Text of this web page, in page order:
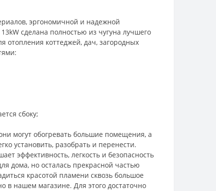
эргономичной и надежной
сделана полностью из чугуна лучшего
отопления коттеджей, дач, загородных
сбоку;
могут обогревать большие помещения, а
установить, разобрать и перенести.
эффективность, легкость и безопасность
дома, но осталась прекрасной частью
красотой пламени сквозь большое
в нашем магазине. Для этого достаточно